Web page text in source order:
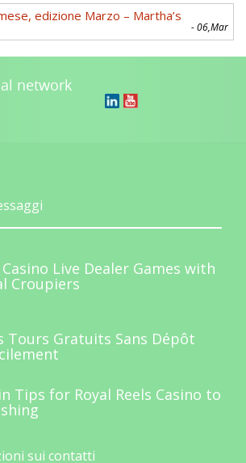
edizione Marzo – Martha’s
- 06,Mar
network
Casino Live Dealer Games with
Croupiers
Tours Gratuits Sans Dépôt
Tips for Royal Reels Casino to
sui contatti